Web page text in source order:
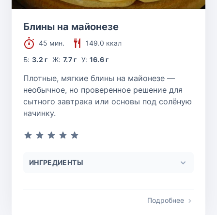
Блины на майонезе
45 мин.
149.0 ккал
Б:3.2 г Ж: 7.7 г У: 16.6 г
Плотные, мягкие блины на майонезе —
необычное, но проверенное решение для
сытного завтрака или основы под солёную
начинку.
ИНГРЕДИЕНТЫ
Подробнее